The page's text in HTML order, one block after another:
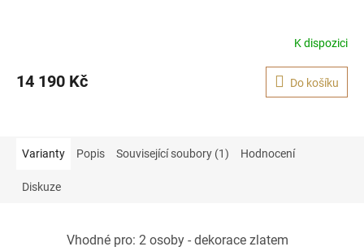
R
M
A
K dispozici
14 190 Kč Do košíku
Varianty Popis Související soubory (1) Hodnocení
Diskuze
Vhodné pro: 2 osoby - dekorace zlatem